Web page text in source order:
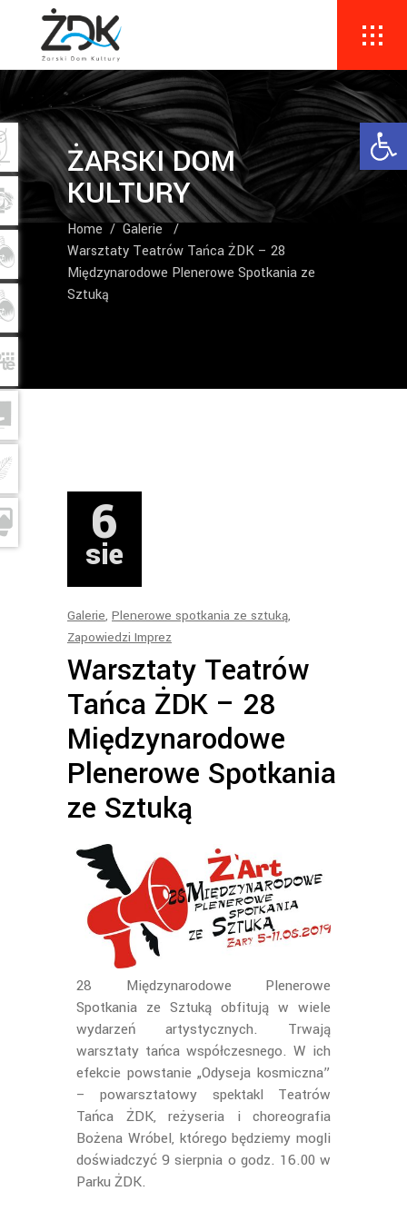
ŻARSKI DOM
KULTURY
Home/Galerie/
Warsztaty Teatrów Tańca ŻDK – 28
Międzynarodowe Plenerowe Spotkania ze
Sztuką
6
sie
Galerie, Plenerowe spotkania ze sztuką,
Zapowiedzi Imprez
Warsztaty Teatrów
Tańca ŻDK – 28
Międzynarodowe
Plenerowe Spotkania
ze Sztuką
28 Międzynarodowe Plenerowe
Spotkania ze Sztuką obfitują w wiele
wydarzeń artystycznych. Trwają
warsztaty tańca współczesnego. W ich
efekcie powstanie „Odyseja kosmiczna”
– powarsztatowy spektakl Teatrów
Tańca ŻDK, reżyseria i choreografia
Bożena Wróbel, którego będziemy mogli
doświadczyć 9 sierpnia o godz. 16.00 w
Parku ŻDK.